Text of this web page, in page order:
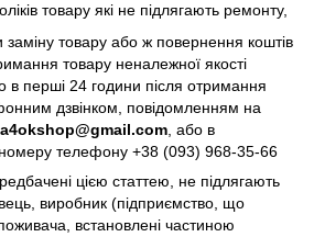
товару які не підлягають ремонту,
заміну товару або ж повернення коштів
товару неналежної якості
в перші 24 години після отримання
дзвінком, повідомленням на
, або в
телефону +38 (093) 968-35-66
цією статтею, не підлягають
виробник (підприємство, що
встановлені частиною